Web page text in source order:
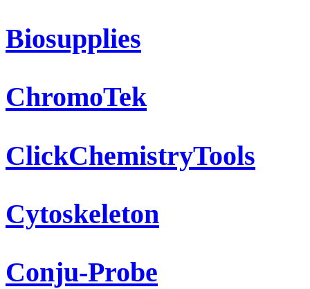
Biosupplies
ChromoTek
ClickChemistryTools
Cytoskeleton
Conju-Probe